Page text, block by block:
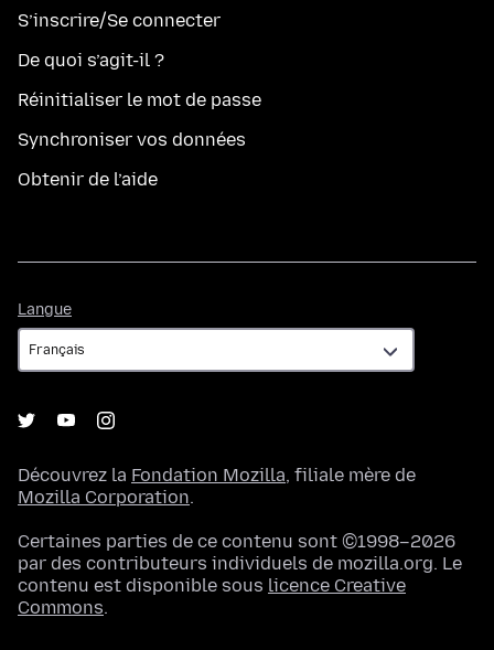
S’inscrire/Se connecter
De quoi s’agit-il ?
Réinitialiser le mot de passe
Synchroniser vos données
Obtenir de l’aide
Langue
Découvrez la Fondation Mozilla, filiale mère de
Mozilla Corporation.
Certaines parties de ce contenu sont ©1998–2026
par des contributeurs individuels de mozilla.org. Le
contenu est disponible sous licence Creative
Commons.